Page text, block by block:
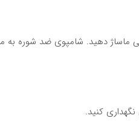
ماساژ دهید. شامپوی ضد شوره به
کنید.